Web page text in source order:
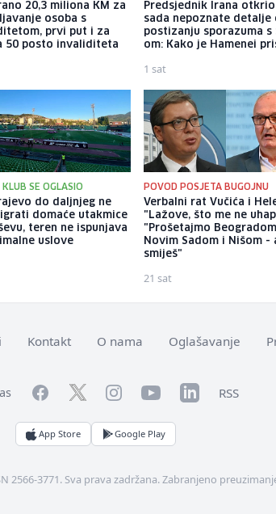
20,3 miliona KM za
osoba s
prvi put i za
50 posto invaliditeta
Predsjednik Irana
sada nepoznate detalje
postizanju sporazuma s
om: Kako je Hamenei
1 sat
KLUB SE OGLASIO
do daljnjeg ne
domaće utakmice
teren ne ispunjava
uslove
POVOD POSJETA BUGOJNU
Verbalni rat Vučića i
"Lažove, što me ne
"Prošetajmo
Novim Sadom i Nišom -
smiješ"
21 sat
Kontakt O nama Oglašavanje
FacebookTwitterInstagramYouTubeLinkedInRSS
App Store Google Play
2566-3771. Sva prava zadržana. Zabranjeno